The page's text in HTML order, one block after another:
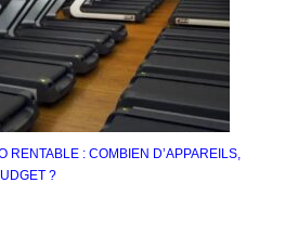
RENTABLE : COMBIEN D’APPAREILS,
?